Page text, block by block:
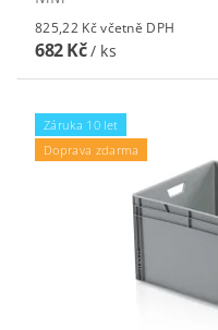
825,22 Kč včetně DPH
682 Kč/ ks
Záruka 10 let
Doprava zdarma